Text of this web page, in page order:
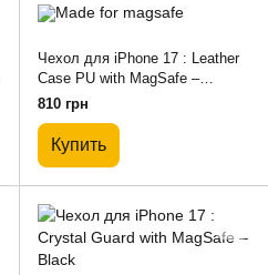
Чехол для iPhone 17 : Leather
Case PU with MagSafe –
Midnight Blue
810 грн
Купить